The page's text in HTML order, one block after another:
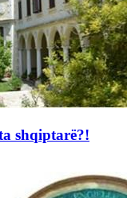
shqiptarë?!